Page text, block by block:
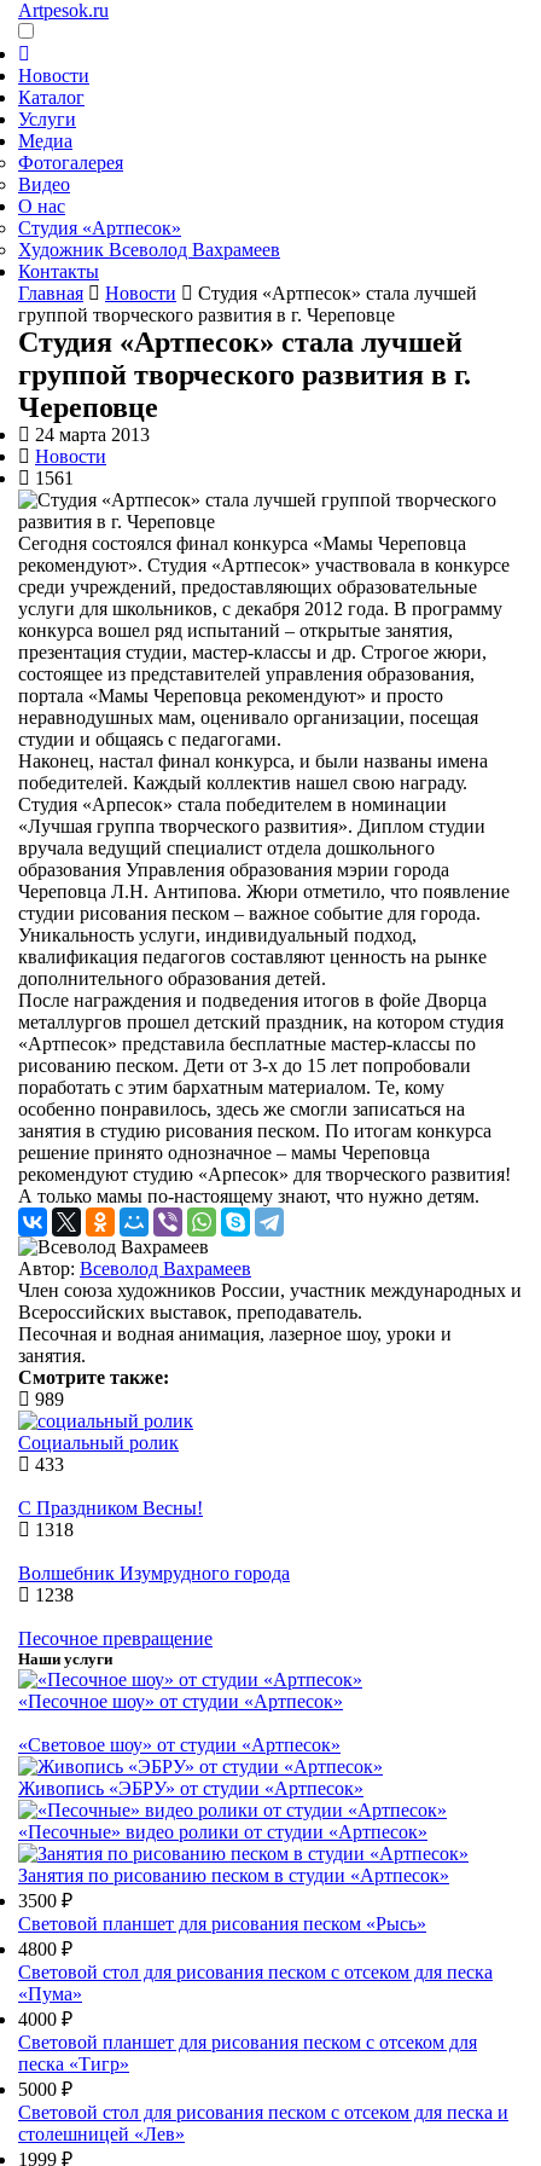
Artpesok.ru
Новости
Каталог
Услуги
Медиа
Фотогалерея
Видео
О нас
Студия «Артпесок»
Художник Всеволод Вахрамеев
Контакты
Главная
Новости
Студия «Артпесок» стала лучшей
группой творческого развития в г. Череповце
Студия «Артпесок» стала лучшей
группой творческого развития в г.
Череповце
24 марта 2013
Новости
1561
Сегодня состоялся финал конкурса «Мамы Череповца
рекомендуют». Студия «Артпесок» участвовала в конкурсе
среди учреждений, предоставляющих образовательные
услуги для школьников, с декабря 2012 года. В программу
конкурса вошел ряд испытаний – открытые занятия,
презентация студии, мастер-классы и др. Строгое жюри,
состоящее из представителей управления образования,
портала «Мамы Череповца рекомендуют» и просто
неравнодушных мам, оценивало организации, посещая
студии и общаясь с педагогами.
Наконец, настал финал конкурса, и были названы имена
победителей. Каждый коллектив нашел свою награду.
Студия «Арпесок» стала победителем в номинации
«Лучшая группа творческого развития». Диплом студии
вручала ведущий специалист отдела дошкольного
образования Управления образования мэрии города
Череповца Л.Н. Антипова. Жюри отметило, что появление
студии рисования песком – важное событие для города.
Уникальность услуги, индивидуальный подход,
квалификация педагогов составляют ценность на рынке
дополнительного образования детей.
После награждения и подведения итогов в фойе Дворца
металлургов прошел детский праздник, на котором студия
«Артпесок» представила бесплатные мастер-классы по
рисованию песком. Дети от 3-х до 15 лет попробовали
поработать с этим бархатным материалом. Те, кому
особенно понравилось, здесь же смогли записаться на
занятия в студию рисования песком. По итогам конкурса
решение принято однозначное – мамы Череповца
рекомендуют студию «Арпесок» для творческого развития!
А только мамы по-настоящему знают, что нужно детям.
Автор: Всеволод Вахрамеев
Член союза художников России, участник международных и
Всероссийских выставок, преподаватель.
Песочная и водная анимация, лазерное шоу, уроки и
занятия.
Смотрите также:
989
Социальный ролик
433
С Праздником Весны!
1318
Волшебник Изумрудного города
1238
Песочное превращение
Наши услуги
«Песочное шоу» от студии «Артпесок»
«Световое шоу» от студии «Артпесок»
Живопись «ЭБРУ» от студии «Артпесок»
«Песочные» видео ролики от студии «Артпесок»
Занятия по рисованию песком в студии «Артпесок»
3500 ₽
Световой планшет для рисования песком «Рысь»
4800 ₽
Световой стол для рисования песком с отсеком для песка
«Пума»
4000 ₽
Световой планшет для рисования песком с отсеком для
песка «Тигр»
5000 ₽
Световой стол для рисования песком с отсеком для песка и
столешницей «Лев»
1999 ₽